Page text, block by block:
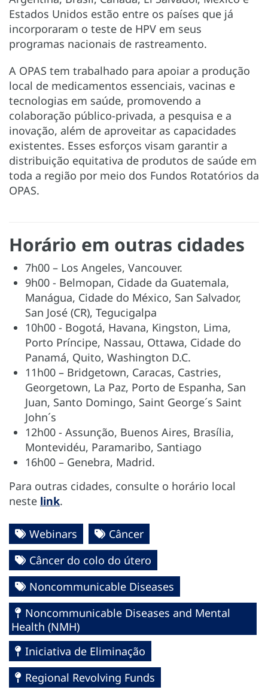
Estados Unidos estão entre os países que já
incorporaram o teste de HPV em seus
programas nacionais de rastreamento.
A OPAS tem trabalhado para apoiar a produção
local de medicamentos essenciais, vacinas e
tecnologias em saúde, promovendo a
colaboração público-privada, a pesquisa e a
inovação, além de aproveitar as capacidades
existentes. Esses esforços visam garantir a
distribuição equitativa de produtos de saúde em
toda a região por meio dos Fundos Rotatórios da
OPAS.
Horário em outras cidades
7h00 – Los Angeles, Vancouver.
9h00 - Belmopan, Cidade da Guatemala,
Manágua, Cidade do México, San Salvador,
San José (CR), Tegucigalpa
10h00 - Bogotá, Havana, Kingston, Lima,
Porto Príncipe, Nassau, Ottawa, Cidade do
Panamá, Quito, Washington D.C.
11h00 – Bridgetown, Caracas, Castries,
Georgetown, La Paz, Porto de Espanha, San
Juan, Santo Domingo, Saint George´s Saint
John´s
12h00 - Assunção, Buenos Aires, Brasília,
Montevidéu, Paramaribo, Santiago
16h00 – Genebra, Madrid.
Para outras cidades, consulte o horário local
neste link.
Webinars
Câncer
Câncer do colo do útero
Noncommunicable Diseases
Noncommunicable Diseases and Mental
Health (NMH)
Iniciativa de Eliminação
Regional Revolving Funds